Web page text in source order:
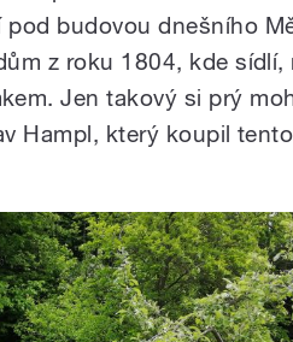
pod budovou dnešního
z roku 1804, kde sídlí,
Jen takový si prý
Hampl, který koupil